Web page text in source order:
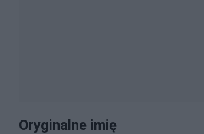
Oryginalne imię